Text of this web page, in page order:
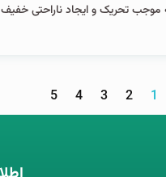
تحریک و ایجاد ناراحتی خفیف
1
2
3
4
5